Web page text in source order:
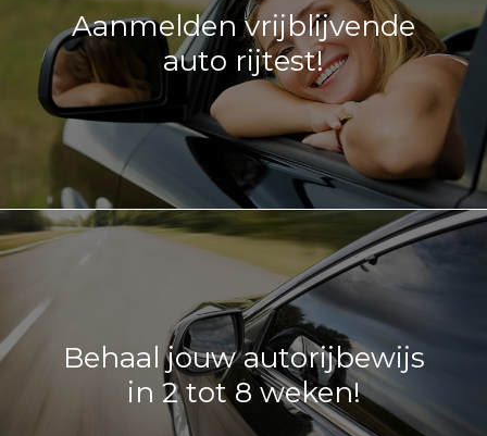
Aanmelden vrijblijvende
auto rijtest!
Behaal jouw autorijbewijs
in 2 tot 8 weken!